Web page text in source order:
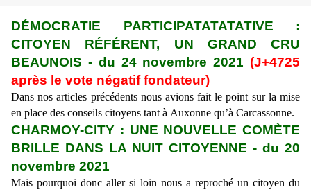
DÉMOCRATIE PARTICIPATATATATIVE :
CITOYEN RÉFÉRENT, UN GRAND CRU
BEAUNOIS - du 24 novembre 2021 (J+4725
après le vote négatif fondateur)
Dans nos articles précédents nous avions fait le point sur la mise
en place des conseils citoyens tant à Auxonne qu’à Carcassonne.
CHARMOY-CITY : UNE NOUVELLE COMÈTE
BRILLE DANS LA NUIT CITOYENNE - du 20
novembre 2021
Mais pourquoi donc aller si loin nous a reproché un citoyen du